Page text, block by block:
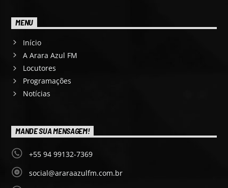
MENU
Início
A Arara Azul FM
Locutores
Programações
Notícias
MANDE SUA MENSAGEM!
+55 94 99132-7369
social@araraazulfm.com.br